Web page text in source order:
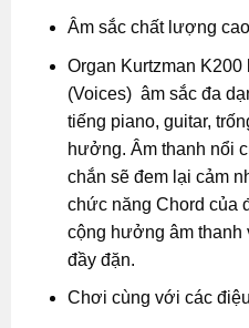
​Âm sắc chất lượng cao
​Organ Kurtzman
(Voices) âm sắc đa
tiếng piano, guitar,
hưởng. Âm thanh nổi
chắn sẽ đem lại cảm
chức năng Chord của
cộng hưởng âm thanh
đầy đặn.
Chơi cùng với các